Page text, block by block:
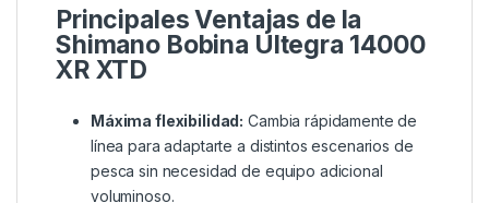
el Ultegra 14000 XR XTD garantiza un ajuste
perfecto y el máximo rendimiento en cada lance.
Con esta bobina extra, estarás preparado para
adaptarte a cambios repentinos en el viento, las
corrientes o las condiciones del agua. Así, podrás
afrontar cualquier reto y mantener siempre el control,